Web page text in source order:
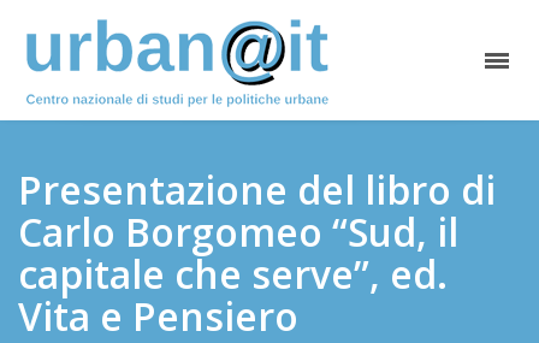
Presentazione del libro di
Carlo Borgomeo “Sud, il
capitale che serve”, ed.
Vita e Pensiero